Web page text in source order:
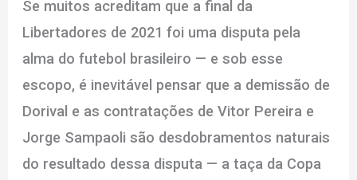
Se muitos acreditam que a final da
Libertadores de 2021 foi uma disputa pela
alma do futebol brasileiro — e sob esse
escopo, é inevitável pensar que a demissão de
Dorival e as contratações de Vitor Pereira e
Jorge Sampaoli são desdobramentos naturais
do resultado dessa disputa — a taça da Copa